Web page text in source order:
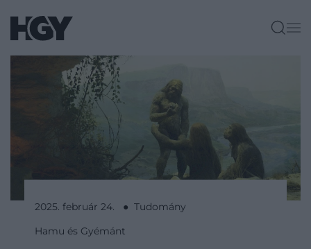
2025. február 24. ● Tudomány
Hamu és Gyémánt